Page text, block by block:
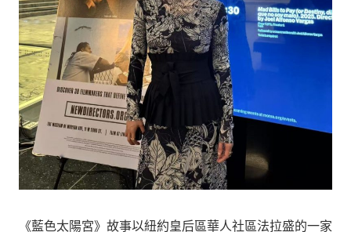
《藍色太陽宮》故事以紐約皇后區華人社區法拉盛的一家